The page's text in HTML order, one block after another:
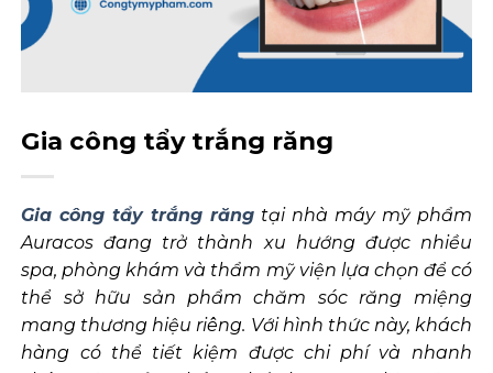
Gia công tẩy trắng răng
Gia công tẩy trắng răng tại nhà máy mỹ phẩm
Auracos đang trở thành xu hướng được nhiều
spa, phòng khám và thẩm mỹ viện lựa chọn để có
thể sở hữu sản phẩm chăm sóc răng miệng
mang thương hiệu riêng. Với hình thức này, khách
hàng có thể tiết kiệm được chi phí và nhanh